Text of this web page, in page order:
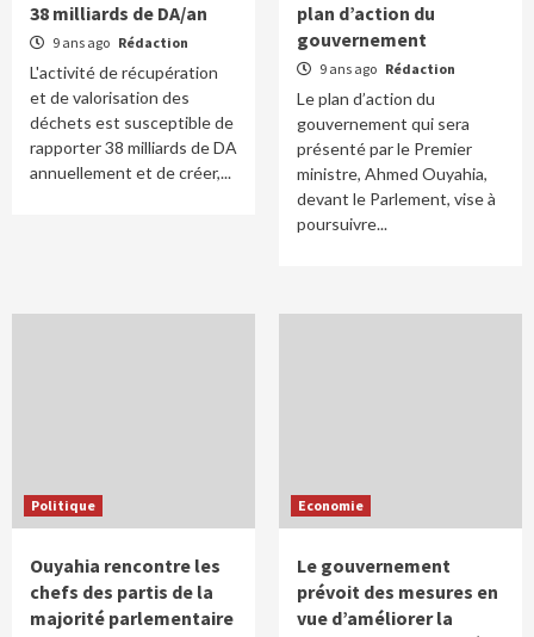
38 milliards de DA/an
9 ans ago Rédaction
L'activité de récupération
et de valorisation des
déchets est susceptible de
rapporter 38 milliards de DA
annuellement et de créer,...
plan d’action du
gouvernement
9 ans ago Rédaction
Le plan d’action du
gouvernement qui sera
présenté par le Premier
ministre, Ahmed Ouyahia,
devant le Parlement, vise à
poursuivre...
Politique
Ouyahia rencontre les
chefs des partis de la
majorité parlementaire
Economie
Le gouvernement
prévoit des mesures en
vue d’améliorer la